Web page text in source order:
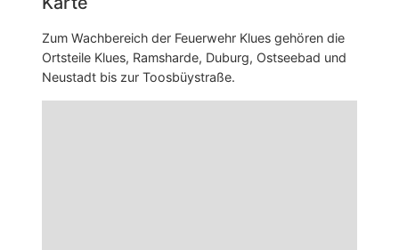
Zum Wachbereich der Feuerwehr Klues gehören die
Ortsteile Klues, Ramsharde, Duburg, Ostseebad und
Neustadt bis zur Toosbüystraße.